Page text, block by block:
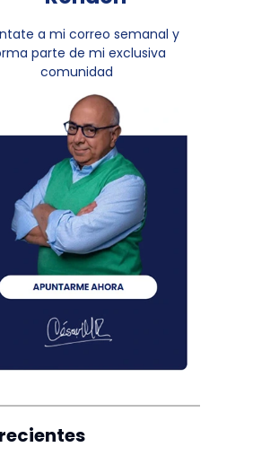
a mi correo semanal y
parte de mi exclusiva
comunidad